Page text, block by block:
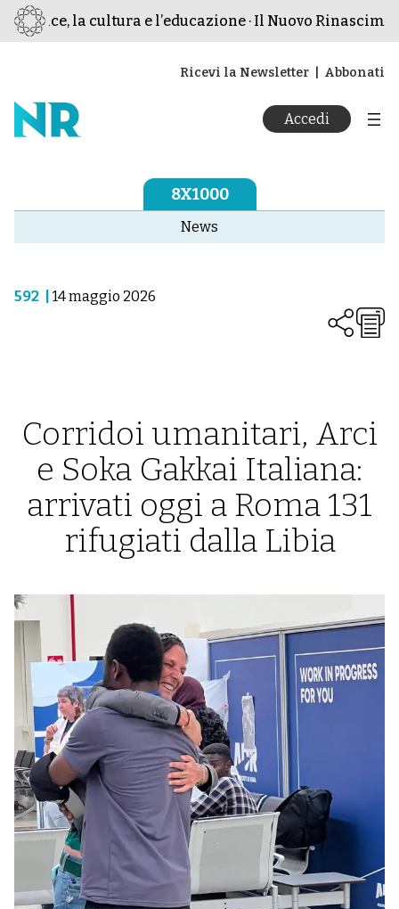
pace, la cultura e l’educazione · Il Nuovo
Ricevi la Newsletter Abbonati
Accedi
8X1000
News
592 14 maggio 2026
Corridoi umanitari, Arci
e Soka Gakkai Italiana:
arrivati oggi a Roma 131
rifugiati dalla Libia